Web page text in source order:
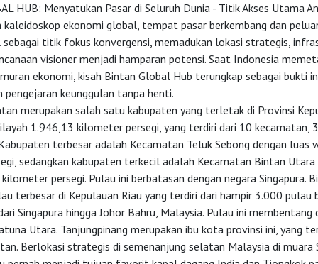
HUB: Menyatukan Pasar di Seluruh Dunia - Titik Akses Utama
ekonomi global, tempat pasar berkembang dan
titik fokus konvergensi, memadukan lokasi strategis,
visioner menjadi hamparan potensi. Saat Indonesia
ekonomi, kisah Bintan Global Hub terungkap sebagai bukti
pengejaran keunggulan tanpa henti.
merupakan salah satu kabupaten yang terletak di Provinsi
1.946,13 kilometer persegi, yang terdiri dari 10 kecamatan,
terbesar adalah Kecamatan Teluk Sebong dengan luas
sedangkan kabupaten terkecil adalah Kecamatan Bintan Utara
persegi. Pulau ini berbatasan dengan negara Singapura.
terbesar di Kepulauan Riau yang terdiri dari hampir 3.000 pulau
Singapura hingga Johor Bahru, Malaysia. Pulau ini membentang
Utara. Tanjungpinang merupakan ibu kota provinsi ini, yang
Berlokasi strategis di semenanjung selatan Malaysia di muara